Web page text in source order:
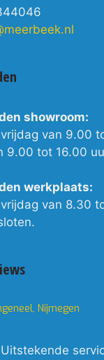
showroom:
van 9.00
9.00 tot 16.00
werkplaats:
van 8.30
Nijmegen
Uitstekende